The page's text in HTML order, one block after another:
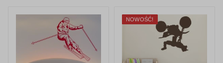
NOWOŚĆ!